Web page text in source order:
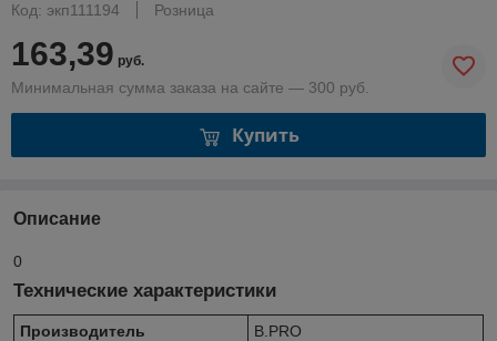
Код: экп111194
Розница
163,39 руб.
Минимальная сумма заказа на сайте — 300 руб.
Купить
Описание
0
Технические характеристики
Производитель
B.PRO